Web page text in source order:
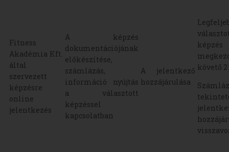
Fitness
Akadémia Kft.
által
szervezett
képzésre
online
jelentkezés
A képzés
dokumentációjának
előkészítése,
számlázás,
információ nyújtás
a választott
képzéssel
kapcsolatban
A jelentkező
hozzájárulása
képzés
követő